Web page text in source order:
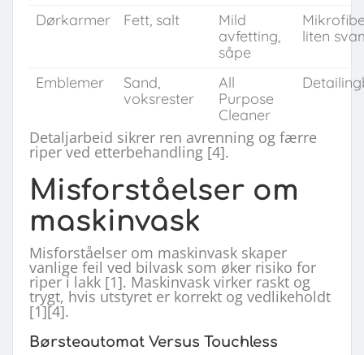
Dørkarmer Fett, salt
Mild
avfetting,
såpe
liten
Emblemer
Sand,
voksrester
All
Purpose
Cleaner
Detaljarbeid sikrer ren avrenning og færre
riper ved etterbehandling [4].
Misforståelser om
maskinvask
Misforståelser om maskinvask skaper
vanlige feil ved bilvask som øker risiko for
riper i lakk [1]. Maskinvask virker raskt og
trygt, hvis utstyret er korrekt og vedlikeholdt
[1][4].
Børsteautomat Versus Touchless